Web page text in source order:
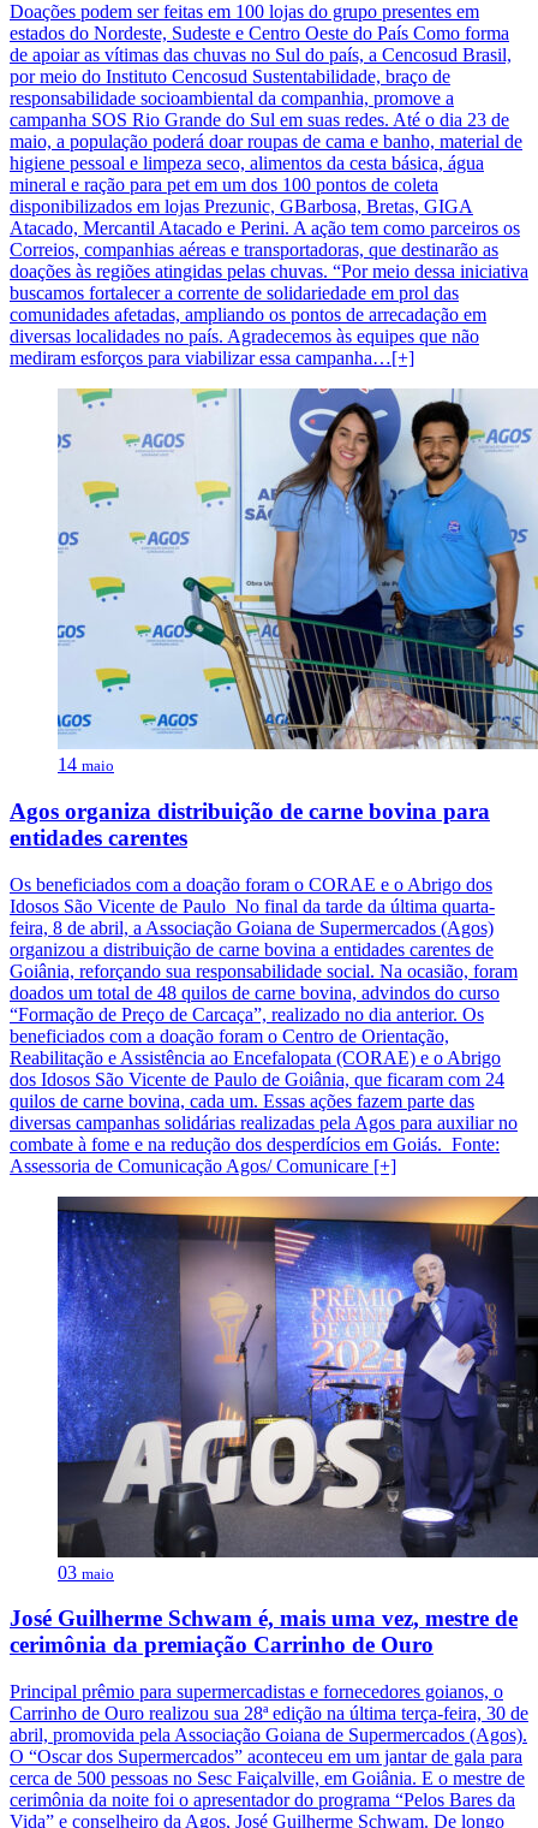
Doações podem ser feitas em 100 lojas do grupo presentes em
estados do Nordeste, Sudeste e Centro Oeste do País Como forma
de apoiar as vítimas das chuvas no Sul do país, a Cencosud Brasil,
por meio do Instituto Cencosud Sustentabilidade, braço de
responsabilidade socioambiental da companhia, promove a
campanha SOS Rio Grande do Sul em suas redes. Até o dia 23 de
maio, a população poderá doar roupas de cama e banho, material de
higiene pessoal e limpeza seco, alimentos da cesta básica, água
mineral e ração para pet em um dos 100 pontos de coleta
disponibilizados em lojas Prezunic, GBarbosa, Bretas, GIGA
Atacado, Mercantil Atacado e Perini. A ação tem como parceiros os
Correios, companhias aéreas e transportadoras, que destinarão as
doações às regiões atingidas pelas chuvas. “Por meio dessa iniciativa
buscamos fortalecer a corrente de solidariedade em prol das
comunidades afetadas, ampliando os pontos de arrecadação em
diversas localidades no país. Agradecemos às equipes que não
mediram esforços para viabilizar essa campanha…[+]
14 maio
Agos organiza distribuição de carne bovina para
entidades carentes
Os beneficiados com a doação foram o CORAE e o Abrigo dos
Idosos São Vicente de Paulo No final da tarde da última quarta-
feira, 8 de abril, a Associação Goiana de Supermercados (Agos)
organizou a distribuição de carne bovina a entidades carentes de
Goiânia, reforçando sua responsabilidade social. Na ocasião, foram
doados um total de 48 quilos de carne bovina, advindos do curso
“Formação de Preço de Carcaça”, realizado no dia anterior. Os
beneficiados com a doação foram o Centro de Orientação,
Reabilitação e Assistência ao Encefalopata (CORAE) e o Abrigo
dos Idosos São Vicente de Paulo de Goiânia, que ficaram com 24
quilos de carne bovina, cada um. Essas ações fazem parte das
diversas campanhas solidárias realizadas pela Agos para auxiliar no
combate à fome e na redução dos desperdícios em Goiás. Fonte:
Assessoria de Comunicação Agos/ Comunicare [+]
03 maio
José Guilherme Schwam é, mais uma vez, mestre de
cerimônia da premiação Carrinho de Ouro
Principal prêmio para supermercadistas e fornecedores goianos, o
Carrinho de Ouro realizou sua 28ª edição na última terça-feira, 30 de
abril, promovida pela Associação Goiana de Supermercados (Agos).
O “Oscar dos Supermercados” aconteceu em um jantar de gala para
cerca de 500 pessoas no Sesc Faiçalville, em Goiânia. E o mestre de
cerimônia da noite foi o apresentador do programa “Pelos Bares da
Vida” e conselheiro da Agos, José Guilherme Schwam. De longo